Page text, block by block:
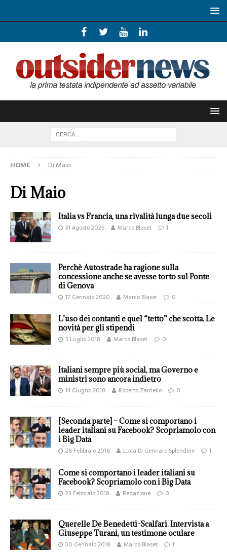
HOME Di Maio
Di Maio
Italia vs Francia, una rivalità lunga due secoli
31 Agosto 2025 Marco Blaset 1
Perchè Autostrade ha ragione sulla
concessione anche se avesse torto sul Ponte
di Genova
17 Gennaio 2020 Marco Blaset 0
L’uso dei contanti e quel “tetto” che scotta. Le
novità per gli stipendi
3 Luglio 2018 Marco Blaset 0
Italiani sempre più social, ma Governo e
ministri sono ancora indietro
14 Giugno 2018 Roberto Zarriello 0
[Seconda parte] – Come si comportano i
leader italiani su Facebook? Scopriamolo con
i Big Data
28 Febbraio 2018 Luca Di Gennaro Splendore 1
Come si comportano i leader italiani su
Facebook? Scopriamolo con i Big Data
23 Febbraio 2018 Redazione 0
Querelle De Benedetti-Scalfari. Intervista a
Giuseppe Turani, un testimone oculare
30 Gennaio 2018 Marco Blaset 1